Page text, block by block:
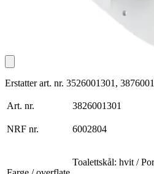
Erstatter art. nr. 3526001301,
Art. nr. 3826001301
NRF nr. 6002804
Toalettskål: hvit /